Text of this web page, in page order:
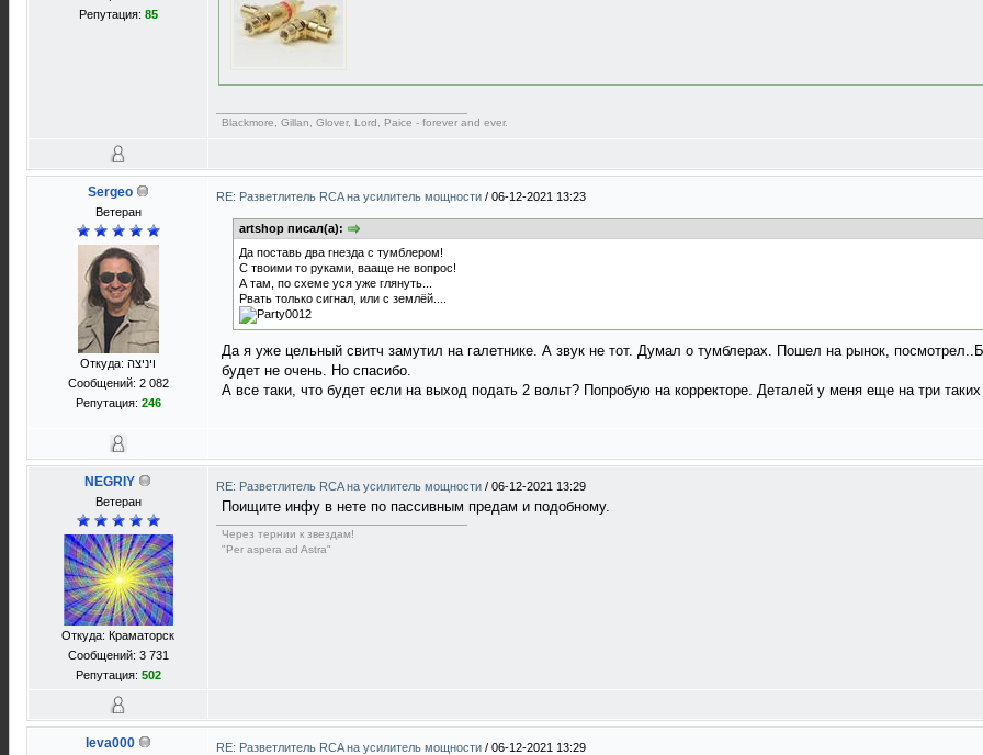
Репутация: 85
Blackmore, Gillan, Glover, Lord, Paice - forever and ever.
Sergeo
Ветеран
Откуда: ויניצה
Сообщений: 2 082
Репутация: 246
RE: Разветлитель RCA на усилитель мощности / 06-12-2021 13:23
artshop писал(а):
Да поставь два гнезда с тумблером!
С твоими то руками, вааще не вопрос!
А там, по схеме уся уже глянуть...
Рвать только сигнал, или с землёй....
Да я уже цельный свитч замутил на галетнике. А звук не тот. Думал о тумблерах. Пошел на рынок,
будет не очень. Но спасибо.
А все таки, что будет если на выход подать 2 вольт? Попробую на корректоре. Деталей у меня еще на три таких
NEGRIY
Ветеран
Откуда: Краматорск
Сообщений: 3 731
Репутация: 502
RE: Разветлитель RCA на усилитель мощности / 06-12-2021 13:29
Поищите инфу в нете по пассивным предам и подобному.
Через тернии к звездам!
"Per aspera ad Astra"
leva000 RE: Разветлитель RCA на усилитель мощности / 06-12-2021 13:29